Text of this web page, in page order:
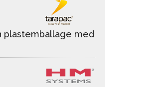
plastemballage med